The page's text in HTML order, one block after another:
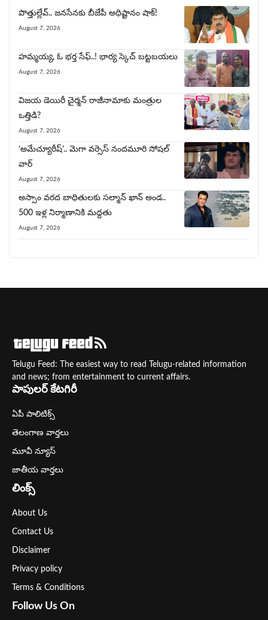
పొత్తుల్లేవ్.. జనసేనకు బీజేపీ అధిష్టానం షాక్!
August 7, 2026
హ‌మ్మ‌య్య, ఓ భ‌ర్త సేఫ్..! భార్య‌ స్కెచ్ బ‌ట్ట‌బ‌య‌లు
August 7, 2026
విజయ డెయిరీ చైర్మ‌న్‌ రాజీనామాకు మంత్రుల
ఒత్తిడి?
August 7, 2026
‘అమేచ్యూరీష్’.. మెగా వర్సెస్ నందమూరి సోషల్
వార్
August 7, 2026
అస్సాం వరద బాధితులకు సల్మాన్ ఖాన్ అండ..
500 ఇళ్ల నిర్మాణానికి మద్దతు
August 7, 2026
Telugu Feed: The easiest way to read Telugu-related information
and news; from entertainment to current affairs.
పాపులర్ కేటగిరీ
ఏపీ పాలిటిక్స్
తెలంగాణ వార్తలు
మూవీ న్యూస్
జాతీయ వార్తలు
లింక్స్
About Us
Contact Us
Disclaimer
Privacy policy
Terms & Conditions
Follow Us On